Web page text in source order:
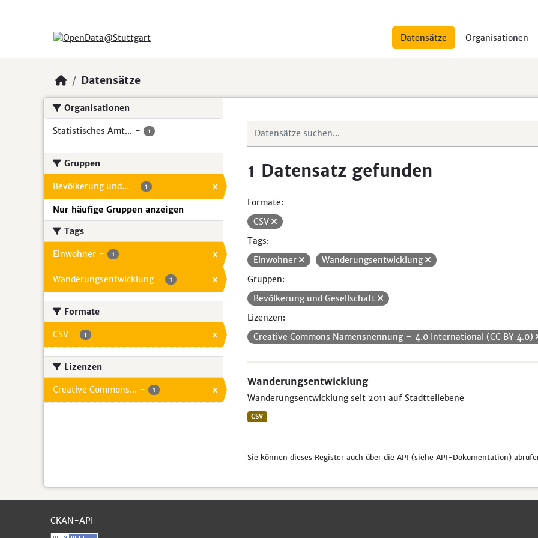
Datensätze Organisationen
Datensätze
Organisationen
Statistisches Amt... - 1
Gruppen
Bevölkerung und... - 1 x
Nur häufige Gruppen anzeigen
Tags
Einwohner - 1 x
Wanderungsentwicklung - 1 x
Formate
CSV - 1 x
Lizenzen
Creative Commons... - 1 x
1 Datensatz gefunden
Formate:
CSV
Tags:
Einwohner
Wanderungsentwicklung
Gruppen:
Bevölkerung und Gesellschaft
Lizenzen:
Creative Commons Namensnennung – 4.0 International (CC BY 4.0)
Wanderungsentwicklung
Wanderungsentwicklung seit 2011 auf Stadtteilebene
CSV
Sie können dieses Register auch über die API (siehe API-Dokumentation)
CKAN-API